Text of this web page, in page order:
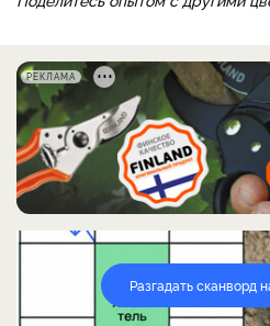
РЕКЛАМА
Разгадать сканворд